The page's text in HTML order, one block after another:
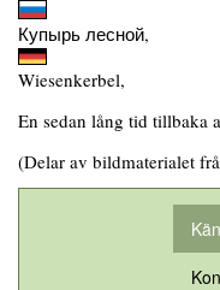
Купырь лесной,
Wiesenkerbel,
En sedan lång tid tillbaka
(Delar av bildmaterialet